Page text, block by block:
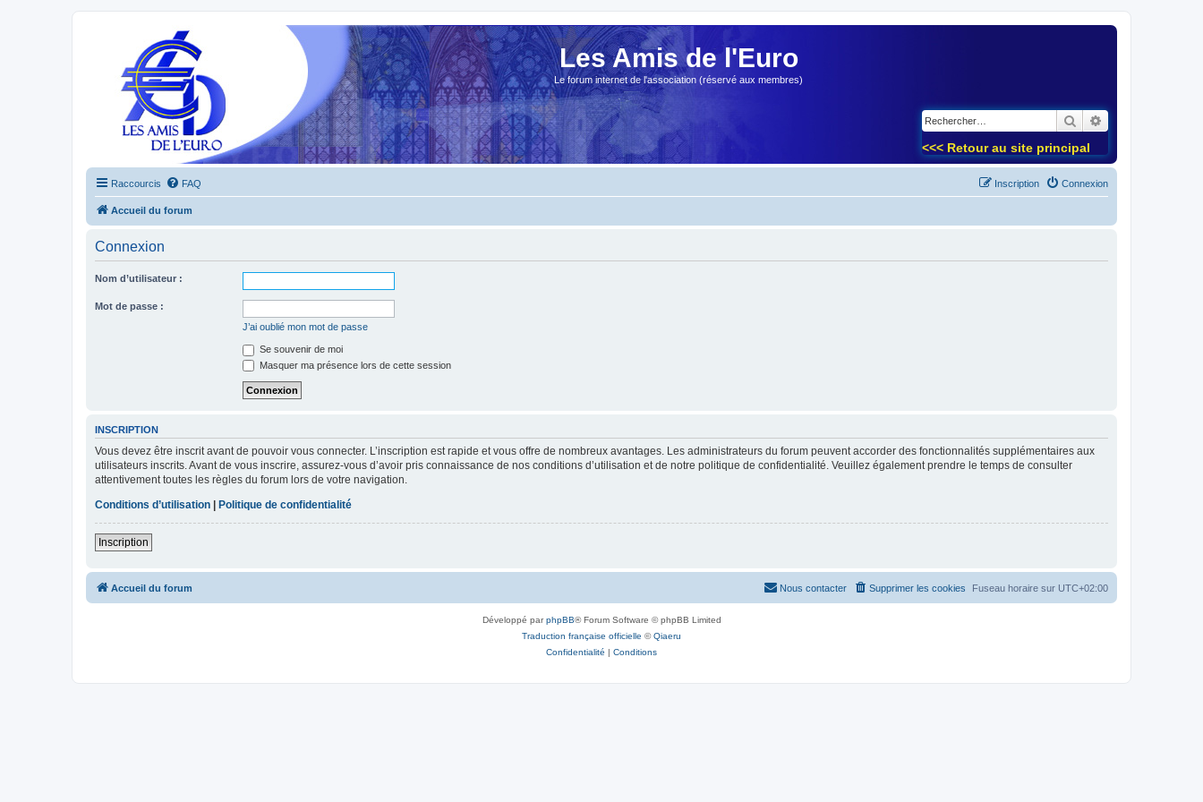
Les Amis de l'Euro
Le forum internet de l'association (réservé aux membres)
Rechercher
<<< Retour au site principal
Raccourcis FAQ Connexion
Inscription
Accueil du forum
Connexion
Nom d’utilisateur :
Mot de passe :
J’ai oublié mon mot de passe
Se souvenir de moi
Masquer ma présence lors de cette session
INSCRIPTION
Vous devez être inscrit avant de pouvoir vous connecter. L’inscription est rapide et vous offre de nombreux avantages. Les administrateurs du forum peuvent accorder des fonctionnalités supplémentaires aux
utilisateurs inscrits. Avant de vous inscrire, assurez-vous d’avoir pris connaissance de nos conditions d’utilisation et de notre politique de confidentialité. Veuillez également prendre le temps de consulter
attentivement toutes les règles du forum lors de votre navigation.
Conditions d’utilisation | Politique de confidentialité
Inscription
Accueil du forum Fuseau horaire sur UTC+02:00
Supprimer les cookies
Nous contacter
Développé parphpBB® Forum Software © phpBB Limited
Traduction française officielle ©Qiaeru
Confidentialité | Conditions